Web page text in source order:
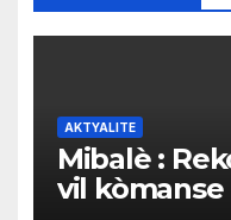
AKTYALITE
Mibalè :
vil kòmanse